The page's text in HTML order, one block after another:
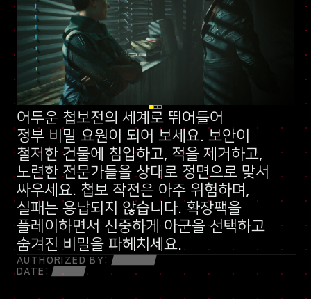
어두운 첩보전의 세계로 뛰어들어
정부 비밀 요원이 되어 보세요. 보안이
철저한 건물에 침입하고, 적을 제거하고,
노련한 전문가들을 상대로 정면으로 맞서
싸우세요. 첩보 작전은 아주 위험하며,
실패는 용납되지 않습니다. 확장팩을
플레이하면서 신중하게 아군을 선택하고
숨겨진 비밀을 파헤치세요.
AUTHORIZED BY:
DATE:
말보다 총알이 먼저 나가는 민병대
신규 스킬 트리